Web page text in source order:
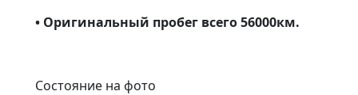
• Оригинальный пробег всего 56000км.
Состояние на фото